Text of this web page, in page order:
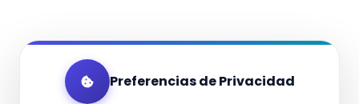
Preferencias de Privacidad